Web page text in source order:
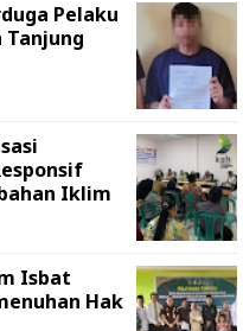
Pelaku
Tanjung
Iklim
Isbat
Hak